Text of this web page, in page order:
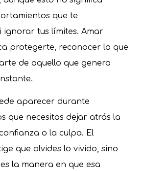
que te
ignorar tus límites. Amar
protegerte, reconocer lo que
de aquello que genera
aparecer durante
que necesitas dejar atrás la
o la culpa. El
que olvides lo vivido, sino
la manera en que esa